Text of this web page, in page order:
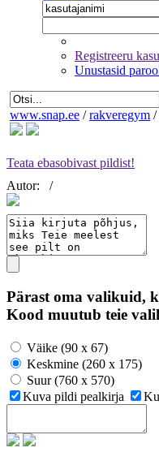
Registreeru
Unustasid
www.snap.ee / rakveregym /
Teata ebasobivast pildist!
Autor:
/
Pärast oma valikuid,
Kood muutub teie
Väike (90 x 67)
Keskmine (260 x 175)
Suur (760 x 570)
Kuva pildi pealkirja